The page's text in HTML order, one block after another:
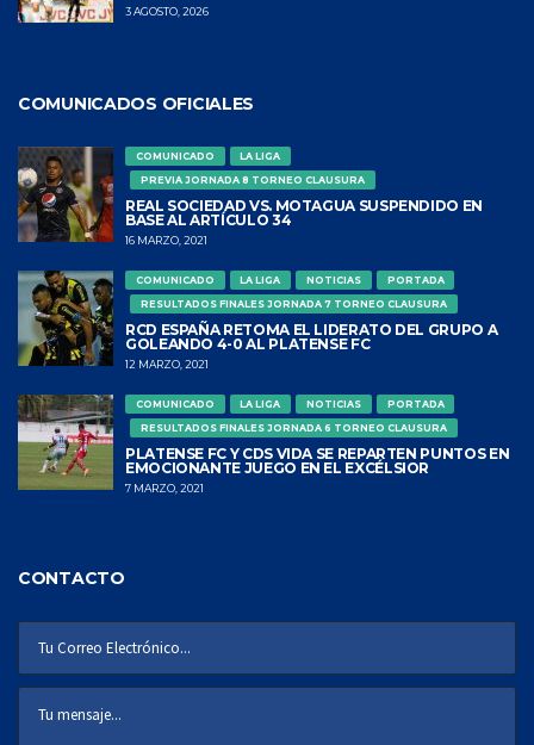
3 AGOSTO, 2026
COMUNICADOS OFICIALES
COMUNICADO
LA LIGA
PREVIA JORNADA 8 TORNEO CLAUSURA
REAL SOCIEDAD VS. MOTAGUA SUSPENDIDO EN
BASE AL ARTÍCULO 34
16 MARZO, 2021
COMUNICADO LA LIGA NOTICIAS
PORTADA
RESULTADOS FINALES JORNADA 7 TORNEO CLAUSURA
RCD ESPAÑA RETOMA EL LIDERATO DEL GRUPO A
GOLEANDO 4-0 AL PLATENSE FC
12 MARZO, 2021
COMUNICADO LA LIGA NOTICIAS
PORTADA
RESULTADOS FINALES JORNADA 6 TORNEO CLAUSURA
PLATENSE FC Y CDS VIDA SE REPARTEN PUNTOS EN
EMOCIONANTE JUEGO EN EL EXCÉLSIOR
7 MARZO, 2021
CONTACTO